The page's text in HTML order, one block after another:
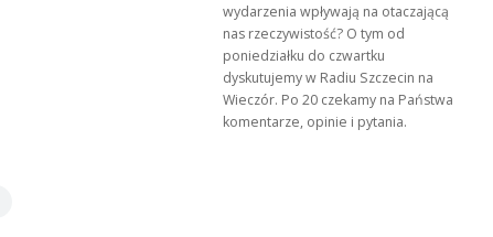
wydarzenia wpływają na otaczającą
nas rzeczywistość? O tym od
poniedziałku do czwartku
dyskutujemy w Radiu Szczecin na
Wieczór. Po 20 czekamy na Państwa
komentarze, opinie i pytania.